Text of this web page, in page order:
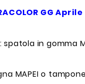
GG Aprile
spatola in gomma
MAPEI o